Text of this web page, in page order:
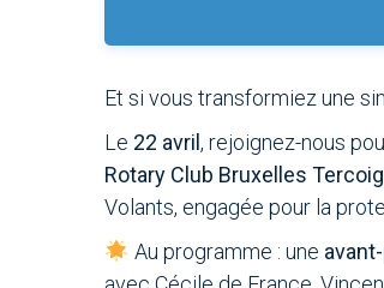
Et si vous transformiez une
Le 22 avril , rejoignez-nous
Rotary Club Bruxelles
Volants, engagée pour la
Au programme : une